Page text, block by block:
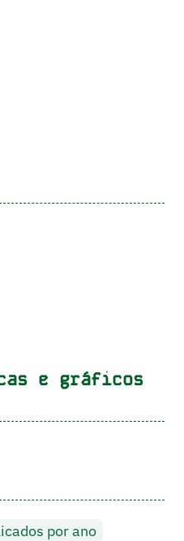
e gráficos
por ano